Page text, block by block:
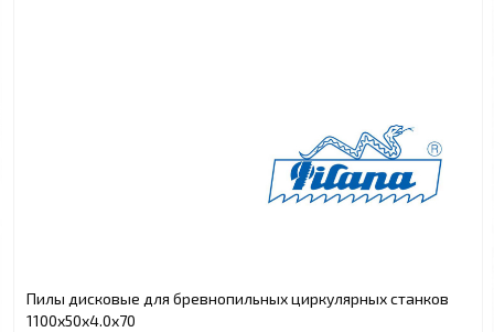
Пилы дисковые для бревнопильных циркулярных станков
1100x50x4.0x70